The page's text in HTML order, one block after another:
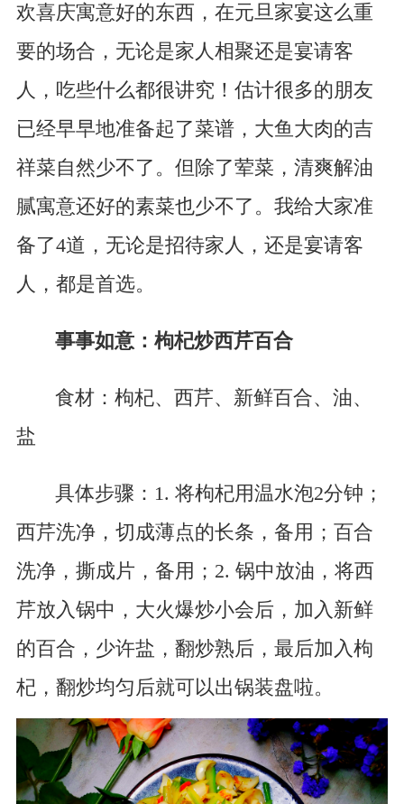
欢喜庆寓意好的东西，在元旦家宴这么重
要的场合，无论是家人相聚还是宴请客
人，吃些什么都很讲究！估计很多的朋友
已经早早地准备起了菜谱，大鱼大肉的吉
祥菜自然少不了。但除了荤菜，清爽解油
腻寓意还好的素菜也少不了。我给大家准
备了4道，无论是招待家人，还是宴请客
人，都是首选。
事事如意：枸杞炒西芹百合
食材：枸杞、西芹、新鲜百合、油、
盐
具体步骤：1. 将枸杞用温水泡2分钟；
西芹洗净，切成薄点的长条，备用；百合
洗净，撕成片，备用；2. 锅中放油，将西
芹放入锅中，大火爆炒小会后，加入新鲜
的百合，少许盐，翻炒熟后，最后加入枸
杞，翻炒均匀后就可以出锅装盘啦。